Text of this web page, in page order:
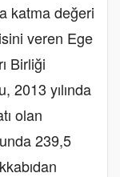
katma değeri
veren Ege
Birliği
2013 yılında
olan
239,5